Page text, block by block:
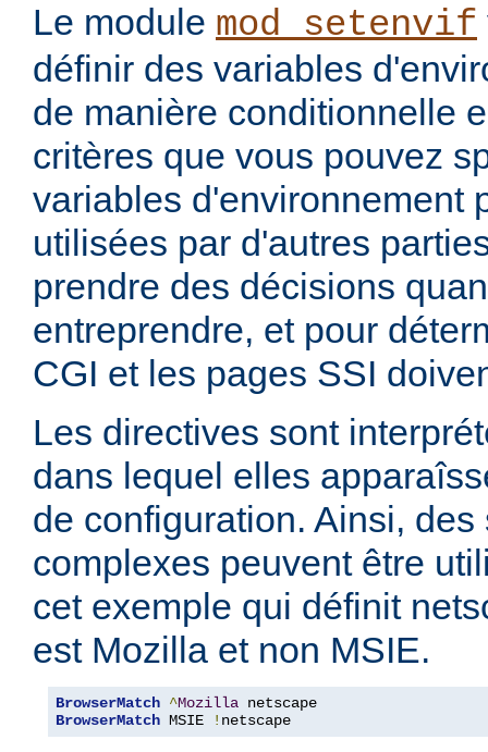
Le module mod_setenvif
définir des variables
de manière conditionnelle
critères que vous pouvez
variables d'environnement
utilisées par d'autres
prendre des décisions
entreprendre, et pour
CGI et les pages SSI
Les directives sont
dans lequel elles
de configuration. Ainsi,
complexes peuvent être
cet exemple qui définit
est Mozilla et non MSIE.
BrowserMatch ^Mozilla
BrowserMatch MSIE ! netscape